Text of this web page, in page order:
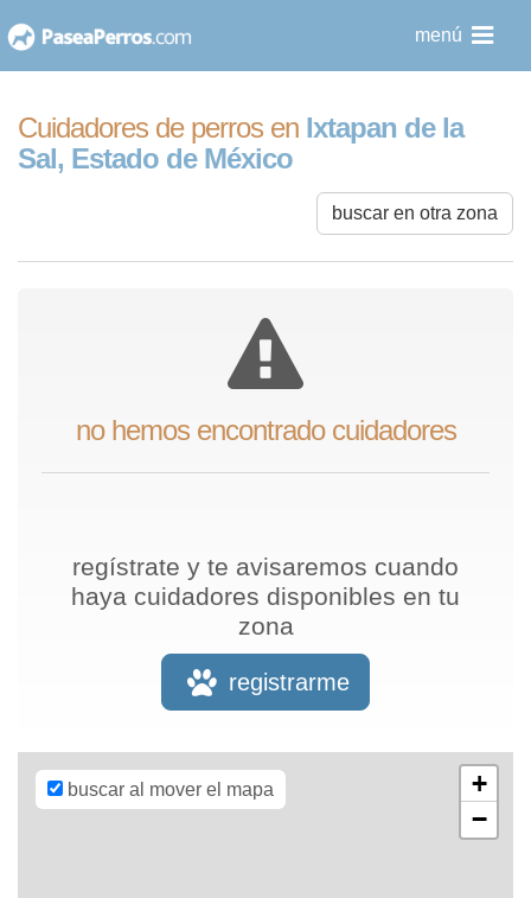
al
menú
Cuidadores de perros en Ixtapan de la
Sal, Estado de México
buscar en otra zona
no hemos encontrado cuidadores
regístrate y te avisaremos cuando
haya cuidadores disponibles en tu
zona
registrarme
buscar al mover el mapa
+
−
OpenStreetMap
CC-BY-SA